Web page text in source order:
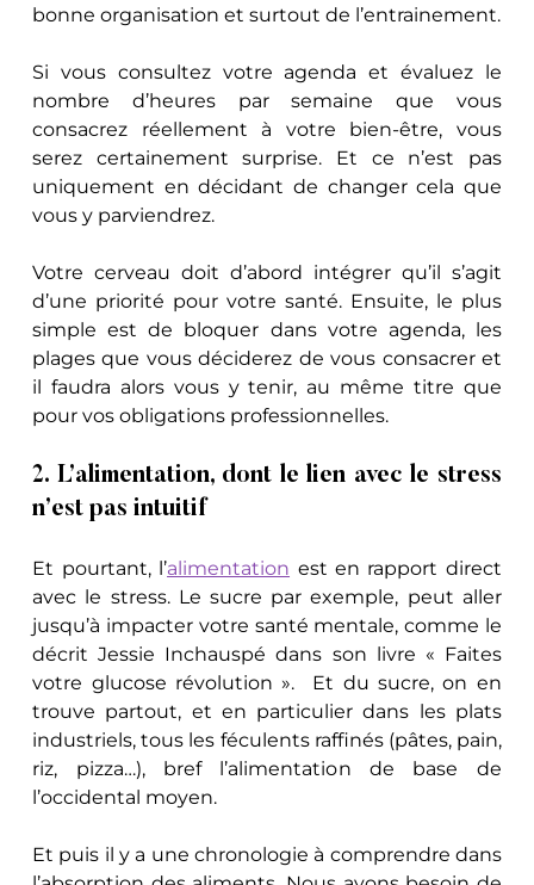
Si vous consultez votre agenda et évaluez le
nombre d’heures par semaine que vous
consacrez réellement à votre bien-être, vous
serez certainement surprise. Et ce n’est pas
uniquement en décidant de changer cela que
vous y parviendrez.
Votre cerveau doit d’abord intégrer qu’il s’agit
d’une priorité pour votre santé. Ensuite, le plus
simple est de bloquer dans votre agenda, les
plages que vous déciderez de vous consacrer et
il faudra alors vous y tenir, au même titre que
pour vos obligations professionnelles.
2. L’alimentation, dont le lien avec le stress
n’est pas intuitif
Et pourtant, l’alimentation est en rapport direct
avec le stress. Le sucre par exemple, peut aller
jusqu’à impacter votre santé mentale, comme le
décrit Jessie Inchauspé dans son livre « Faites
votre glucose révolution ».  Et du sucre, on en
trouve partout, et en particulier dans les plats
industriels, tous les féculents raffinés (pâtes, pain,
riz, pizza…), bref l’alimentation de base de
l’occidental moyen.
Et puis il y a une chronologie à comprendre dans